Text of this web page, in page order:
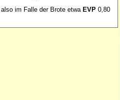
, also im Falle der Brote etwaEVP 0,80